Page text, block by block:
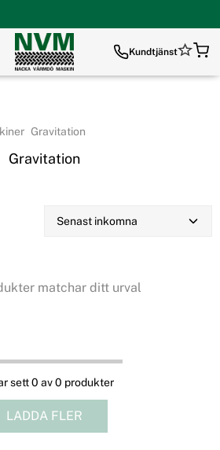
Kundtjänst
Gravitation
Gravitation
matchar ditt urval
sett 0 av 0 produkter
LADDA FLER